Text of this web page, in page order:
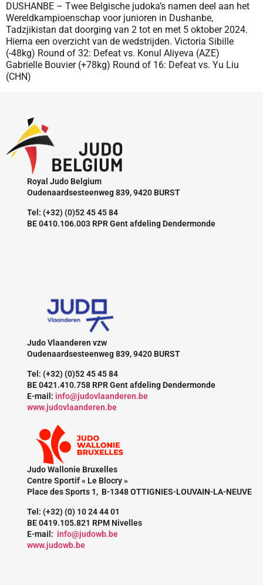
DUSHANBE – Twee Belgische judoka’s namen deel aan het
Wereldkampioenschap voor junioren in Dushanbe,
Tadzjikistan dat doorging van 2 tot en met 5 oktober 2024.
Hierna een overzicht van de wedstrijden. Victoria Sibille
(-48kg) Round of 32: Defeat vs. Konul Aliyeva (AZE)
Gabrielle Bouvier (+78kg) Round of 16: Defeat vs. Yu Liu
(CHN)
Royal Judo Belgium
Oudenaardsesteenweg 839, 9420 BURST
Tel: (+32) (0)52 45 45 84
BE 0410.106.003 RPR Gent afdeling Dendermonde
Judo Vlaanderen vzw
Oudenaardsesteenweg 839, 9420 BURST
Tel: (+32) (0)52 45 45 84
BE 0421.410.758 RPR Gent afdeling Dendermonde
E-mail: info@judovlaanderen.be
www.judovlaanderen.be
Judo Wallonie Bruxelles
Centre Sportif « Le Blocry »
Place des Sports 1, B-1348 OTTIGNIES-LOUVAIN-LA-NEUVE
Tel: (+32) (0) 10 24 44 01
BE 0419.105.821 RPM Nivelles
E-mail: info@judowb.be
www.judowb.be